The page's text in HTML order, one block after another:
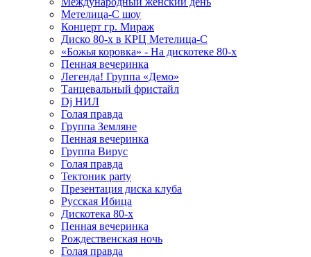
Метелица-С шоу
Концерт гр. Мираж
Диско 80-х в КРЦ Метелица-С
«Божья коровка» - На дискотеке 80-х
Пенная вечеринка
Легенда! Группа «Демо»
Танцевальный фристайл
Dj НИЛ
Голая правда
Группа Земляне
Пенная вечеринка
Группа Вирус
Голая правда
Тектоник party
Презентация диска клуба
Русская Ибица
Дискотека 80-х
Пенная вечеринка
Рождественская ночь
Голая правда